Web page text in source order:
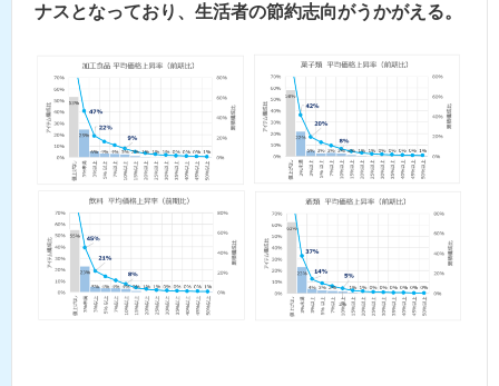
ナスとなっており、生活者の節約志向がうかがえる。